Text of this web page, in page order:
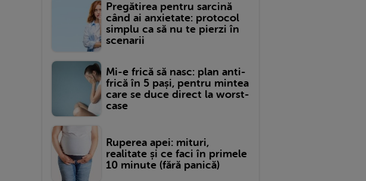
Pregătirea pentru sarcină
când ai anxietate: protocol
simplu ca să nu te pierzi în
scenarii
Mi-e frică să nasc: plan anti-
frică în 5 pași, pentru mintea
care se duce direct la worst-
case
Ruperea apei: mituri,
realitate și ce faci în primele
10 minute (fără panică)